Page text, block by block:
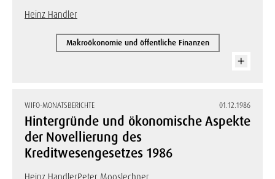
Heinz Handler
Makroökonomie und öffentliche Finanzen
WIFO-MONATSBERICHTE 01.12.1986
Hintergründe und ökonomische Aspekte
der Novellierung des
Kreditwesengesetzes 1986